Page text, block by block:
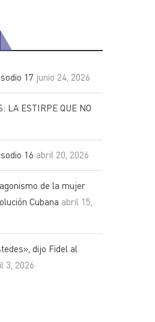
17 junio 24, 2026
LA ESTIRPE QUE NO
16 abril 20, 2026
de la mujer
Cubana abril 15,
dijo Fidel al
3, 2026